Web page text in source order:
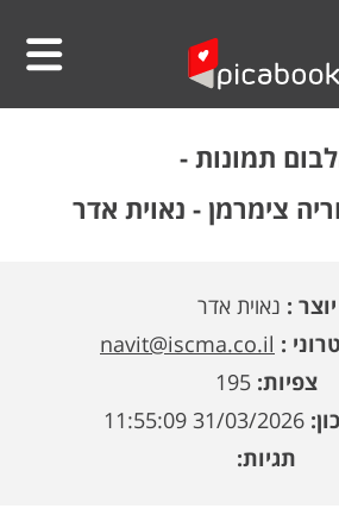
אלבומים
הגדה אישית לפסח
פיקאבוק על הקיר
חדש!פיקסל על הקיר
הדפס תמונתך בענק
גלריית מוצרים
שלום
תמונות -
צימרמן - נאוית אדר
יוצר : נאוית אדר
:
navit@iscma.co.il
צפיות:
31/03/2026 11:55:09
תגיות: